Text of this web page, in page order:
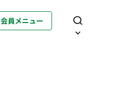
会員メニュー